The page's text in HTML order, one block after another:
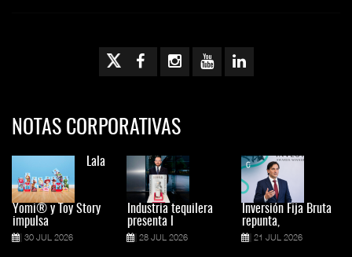
NOTAS CORPORATIVAS
Lala
Yomi® y Toy Story
impulsa
30 JUL 2026
Industria tequilera
presenta l
28 JUL 2026
Inversión Fija Bruta
repunta,
21 JUL 2026